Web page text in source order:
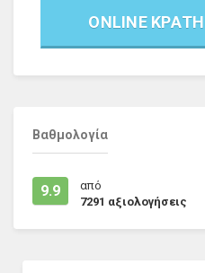
ONLINE
Βαθμολογία
9.9
από
7291 αξιολογήσεις